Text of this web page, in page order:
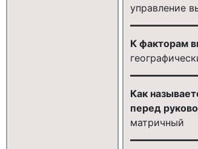
управление
К факторам
Как
перед
матричный